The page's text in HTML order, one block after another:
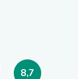
8,7